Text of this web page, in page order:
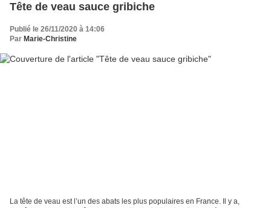
Tête de veau sauce gribiche
Publié le 26/11/2020 à 14:06
Par Marie-Christine
La tête de veau est l’un des abats les plus populaires en France. Il y a,